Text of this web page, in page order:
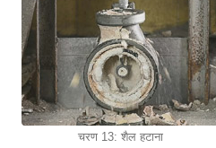
चरण 13: शैल हटाना